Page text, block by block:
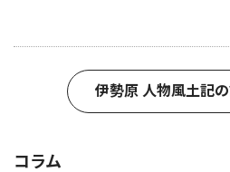
伊勢原 人物風土記
コラム